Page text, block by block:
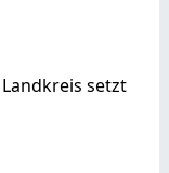
setzt